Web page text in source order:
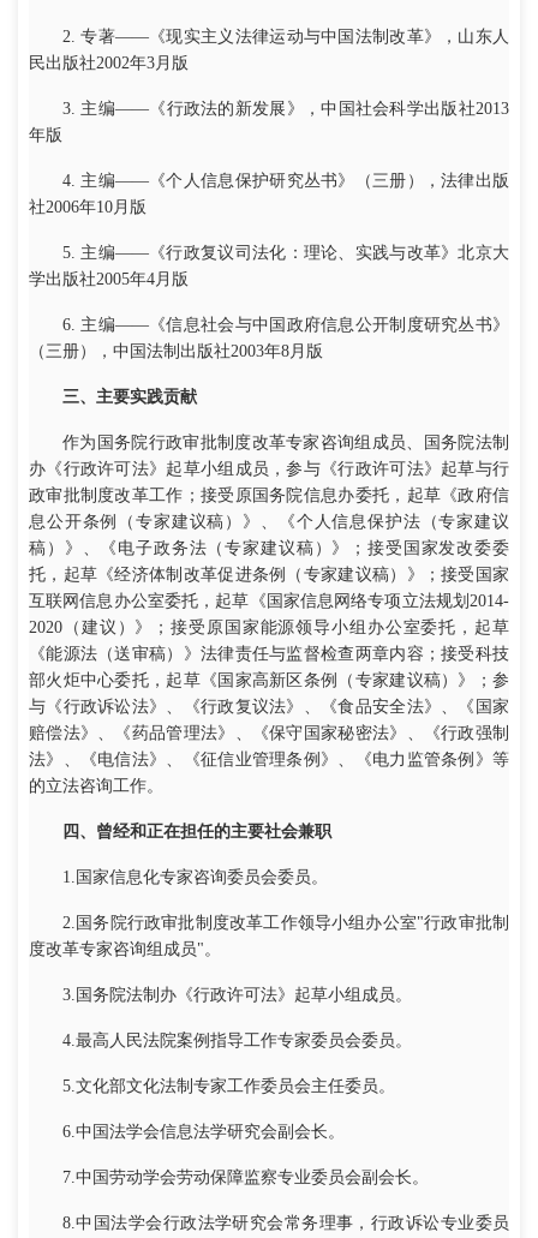
2. 专著——《现实主义法律运动与中国法制改革》，山东人
民出版社2002年3月版
3. 主编——《行政法的新发展》，中国社会科学出版社2013
年版
4. 主编——《个人信息保护研究丛书》（三册），法律出版
社2006年10月版
5. 主编——《行政复议司法化：理论、实践与改革》北京大
学出版社2005年4月版
6. 主编——《信息社会与中国政府信息公开制度研究丛书》
（三册），中国法制出版社2003年8月版
三、主要实践贡献
作为国务院行政审批制度改革专家咨询组成员、国务院法制
办《行政许可法》起草小组成员，参与《行政许可法》起草与行
政审批制度改革工作；接受原国务院信息办委托，起草《政府信
息公开条例（专家建议稿）》、《个人信息保护法（专家建议
稿）》、《电子政务法（专家建议稿）》；接受国家发改委委
托，起草《经济体制改革促进条例（专家建议稿）》；接受国家
互联网信息办公室委托，起草《国家信息网络专项立法规划2014-
2020（建议）》；接受原国家能源领导小组办公室委托，起草
《能源法（送审稿）》法律责任与监督检查两章内容；接受科技
部火炬中心委托，起草《国家高新区条例（专家建议稿）》；参
与《行政诉讼法》、《行政复议法》、《食品安全法》、《国家
赔偿法》、《药品管理法》、《保守国家秘密法》、《行政强制
法》、《电信法》、《征信业管理条例》、《电力监管条例》等
的立法咨询工作。
四、曾经和正在担任的主要社会兼职
1.国家信息化专家咨询委员会委员。
2.国务院行政审批制度改革工作领导小组办公室"行政审批制
度改革专家咨询组成员"。
3.国务院法制办《行政许可法》起草小组成员。
4.最高人民法院案例指导工作专家委员会委员。
5.文化部文化法制专家工作委员会主任委员。
6.中国法学会信息法学研究会副会长。
7.中国劳动学会劳动保障监察专业委员会副会长。
8.中国法学会行政法学研究会常务理事，行政诉讼专业委员